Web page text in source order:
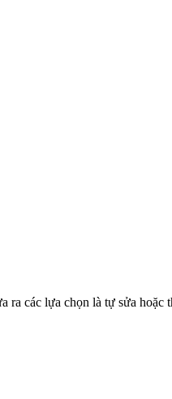
các lựa chọn là tự sửa